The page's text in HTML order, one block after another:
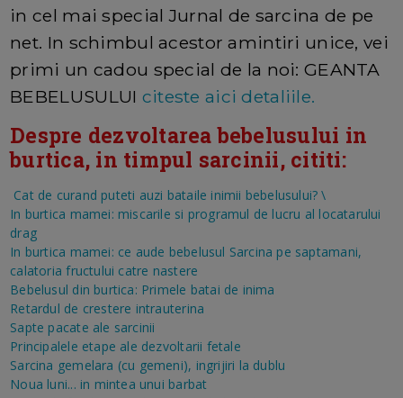
in cel mai special Jurnal de sarcina de pe
net. In schimbul acestor amintiri unice, vei
primi un cadou special de la noi: GEANTA
BEBELUSULUI citeste aici detaliile.
Despre dezvoltarea bebelusului in
burtica, in timpul sarcinii, cititi:
Cat de curand puteti auzi bataile inimii bebelusului? \
In burtica mamei: miscarile si programul de lucru al locatarului
drag
In burtica mamei: ce aude bebelusul Sarcina pe saptamani,
calatoria fructului catre nastere
Bebelusul din burtica: Primele batai de inima
Retardul de crestere intrauterina
Sapte pacate ale sarcinii
Principalele etape ale dezvoltarii fetale
Sarcina gemelara (cu gemeni), ingrijiri la dublu
Noua luni... in mintea unui barbat